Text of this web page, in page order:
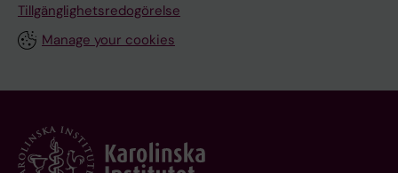
Tillgänglighetsredogörelse
Manage your cookies